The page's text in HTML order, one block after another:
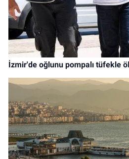
İzmir'de oğlunu pompalı tüfekle